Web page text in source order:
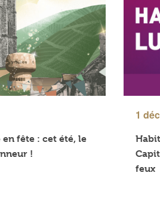
fête : cet été, le
!
1
feux